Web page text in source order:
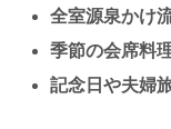
全室源泉かけ
季節の会席料
記念日や夫婦